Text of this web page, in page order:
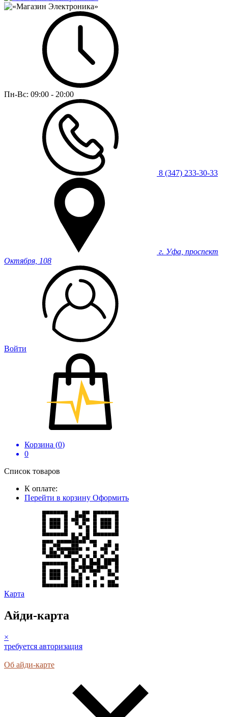
Пн-Вс: 09:00 - 20:00
8 (347) 233-30-33
г. Уфа, проспект
Октября, 108
Войти
Корзина (0)
0
Список товаров
К оплате:
Перейти в корзину Оформить
Карта
Айди-карта
×
требуется авторизация
Об айди-карте